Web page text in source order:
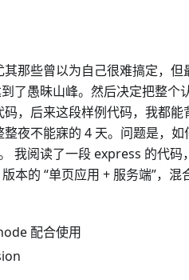
那些曾以为自己很难搞定，但
了愚昧山峰。然后决定把整个
，后来这段样例代码，我都
夜不能寐的 4 天。问题是，如
我阅读了一段 express 的代
本的 “单页应用 + 服务端”，
配合使用